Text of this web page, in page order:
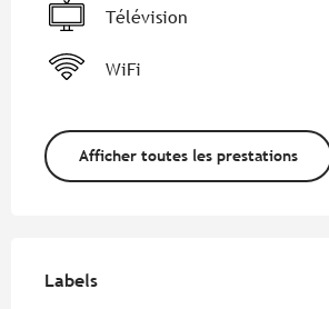
Télévision
WiFi
Afficher toutes les prestations
Labels
Labels